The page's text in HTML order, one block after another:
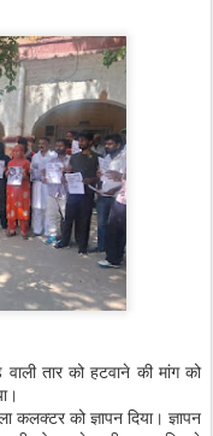
तार को हटवाने की मांग को
कलक्टर को ज्ञापन दिया। ज्ञापन